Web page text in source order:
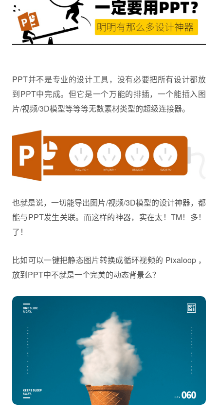
PPT并不是专业的设计工具，没有必要把所有设计都放
到PPT中完成。但它是一个万能的排插，一个能插入图
片/视频/3D模型等等等无数素材类型的超级连接器。
也就是说，一切能导出图片/视频/3D模型的设计神器，都
能与PPT发生关联。而这样的神器，实在太！TM！多！
了！
比如可以一键把静态图片转换成循环视频的 Pixaloop ，
放到PPT中不就是一个完美的动态背景么？